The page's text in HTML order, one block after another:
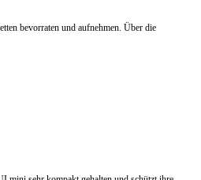
bevorraten und aufnehmen. Über die